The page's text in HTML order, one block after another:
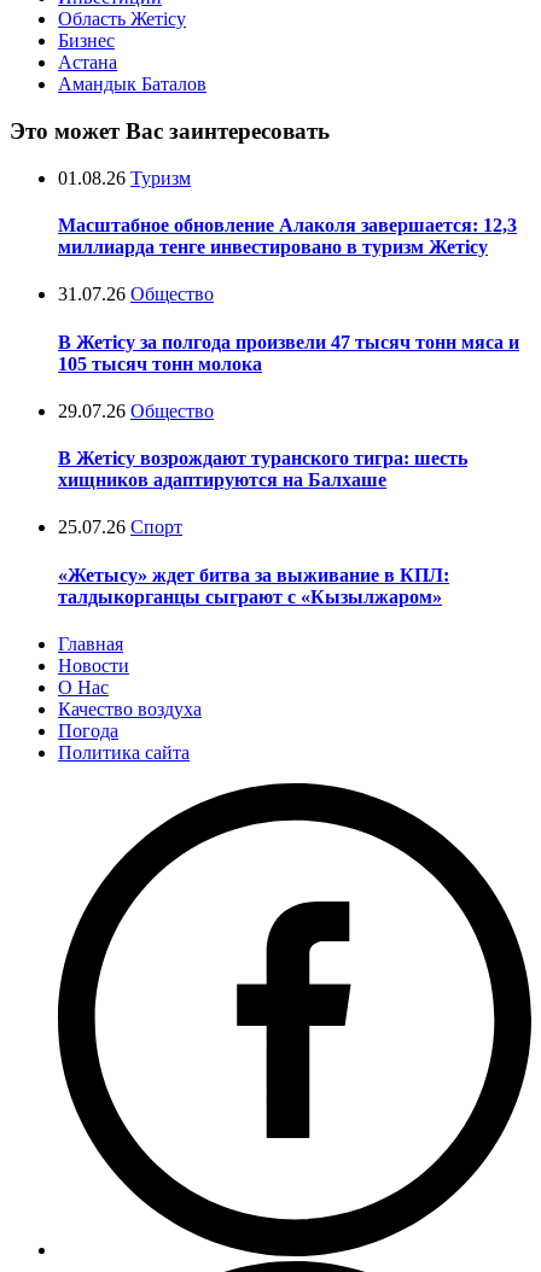
Область Жетісу
Бизнес
Астана
Амандык Баталов
Это может Вас заинтересовать
01.08.26 Туризм
Масштабное обновление Алаколя завершается: 12,3
миллиарда тенге инвестировано в туризм Жетісу
31.07.26 Общество
В Жетісу за полгода произвели 47 тысяч тонн мяса и
105 тысяч тонн молока
29.07.26 Общество
В Жетісу возрождают туранского тигра: шесть
хищников адаптируются на Балхаше
25.07.26 Спорт
«Жетысу» ждет битва за выживание в КПЛ:
талдыкорганцы сыграют с «Кызылжаром»
Главная
Новости
О Нас
Качество воздуха
Погода
Политика сайта